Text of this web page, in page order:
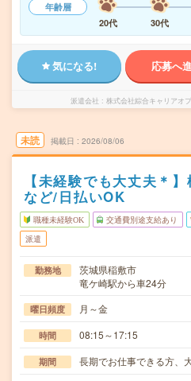
年齢層
20代
30代
気になる! 応募へ
派遣会社 株式会社綜合キャリアオ
未読 掲載日 2026/08/06
【未経験でも大丈夫＊
など/日払いOK
職種未経験OK 交通費別途支給あり
派遣
勤務地
茨城県稲敷市
竜ケ崎駅から車24分
曜日頻度 月～金
時間 08:15～17:15
期間 長期でお仕事できる方、